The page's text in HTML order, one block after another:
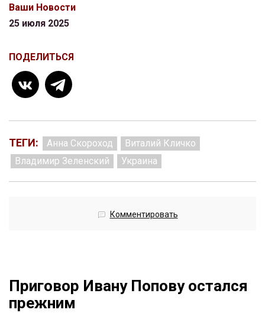
Ваши Новости
25 июля 2025
ПОДЕЛИТЬСЯ
ТЕГИ: Анна Скороход
Виталий Кличко
Владимир Зеленский
Украина
Комментировать
Приговор Ивану Попову остался
прежним